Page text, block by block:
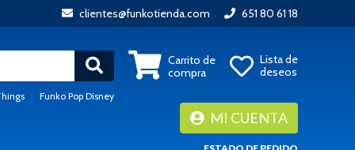
clientes@funkotienda.com 651 80 61 18
| Funko Pop Disney
Carrito de
compra
Lista de
deseos
MI CUENTA